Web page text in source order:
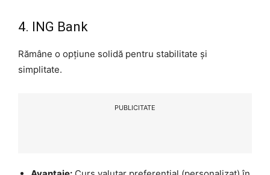
4. ING Bank
Rămâne o opțiune solidă pentru stabilitate și
simplitate.
PUBLICITATE